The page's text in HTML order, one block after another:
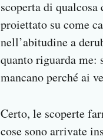
scoperta di
proiettato su come
nell’abitudine a
quanto riguarda me:
mancano perché ai
Certo, le scoperte
cose sono arrivate